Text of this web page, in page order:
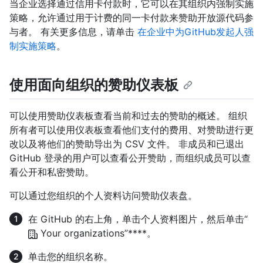
当企业选择通过信用卡付款时，它可以在其组织内强制实施
策略，允许通过用于计费的同一卡付款来赞助开放源代码参
与者。 有关更多信息，请单击 在企业中为GitHub发起人强
制实施策略。
使用面向组织的赞助仪表板
可以使用赞助仪表板查看当前和过去的赞助的概述。 组织
所有者可以使用仪表板查看他们支付的费用、对赞助进行更
改以及将他们的赞助导出为 CSV 文件。 非成员和已退出
GitHub 登录的用户可以查看公开赞助，而组织成员可以查
看公开和私密赞助。
可以通过您组织的个人资料访问赞助仪表盘。
在 GitHub 的右上角，单击个人资料图片，然后单击“
Your organizations”****。
单击您的组织名称。